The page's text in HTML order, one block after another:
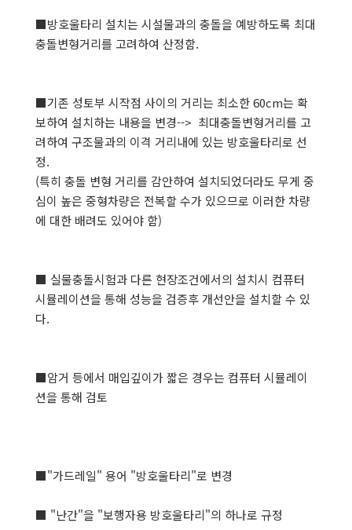
■방호울타리 설치는 시설물과의 충돌을 예방하도록 최대
충돌변형거리를 고려하여 산정함.
■기존 성토부 시작점 사이의 거리는 최소한 60cm는 확
보하여 설치하는 내용을 변경--> 최대충돌변형거리를 고
려하여 구조물과의 이격 거리내에 있는 방호울타리로 선
정.
(특히 충돌 변형 거리를 감안하여 설치되었더라도 무게 중
심이 높은 중형차량은 전복할 수가 있으므로 이러한 차량
에 대한 배려도 있어야 함)
■ 실물충돌시험과 다른 현장조건에서의 설치시 컴퓨터
시뮬레이션을 통해 성능을 검증후 개선안을 설치할 수 있
다.
■암거 등에서 매입깊이가 짧은 경우는 컴퓨터 시뮬레이
션을 통해 검토
■"가드레일" 용어 "방호울타리"로 변경
■ "난간"을 "보행자용 방호울타리"의 하나로 규정